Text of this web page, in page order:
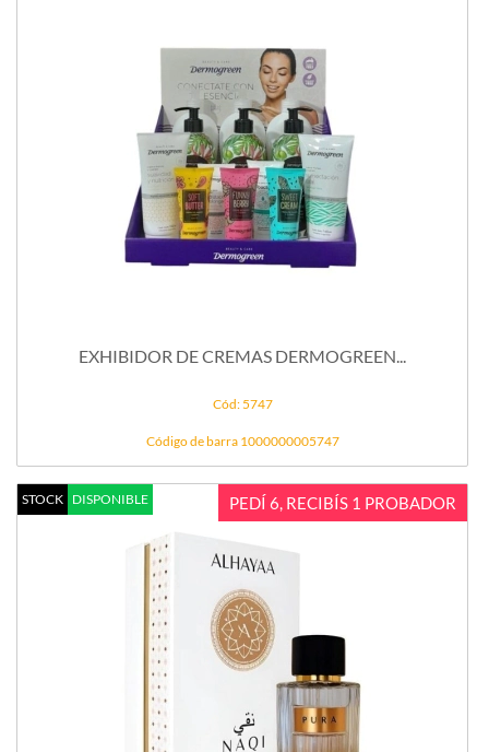
EXHIBIDOR DE CREMAS DERMOGREEN...
Cód: 5747
Código de barra 1000000005747
STOCK DISPONIBLE PEDÍ 6, RECIBÍS 1 PROBADOR